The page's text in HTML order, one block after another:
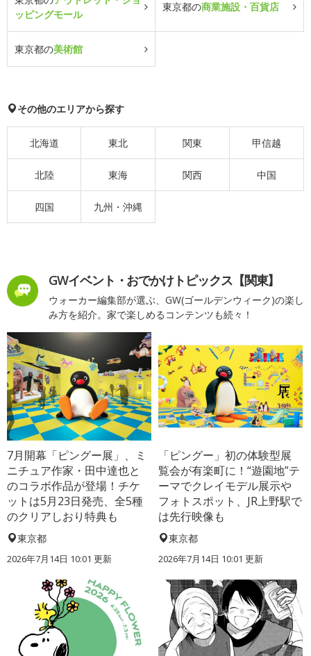
ッピングモール
東京都の商業施設・百貨店
東京都の美術館
その他のエリアから探す
北海道 東北 関東 甲信越
北陸 東海 関西 中国
四国 九州・沖縄
GWイベント・おでかけトピックス【関東】
ウォーカー編集部が選ぶ、GW(ゴールデンウィーク)の楽し
み方を紹介。家で楽しめるコンテンツも続々！
7月開幕「ピングー展」、ミ
ニチュア作家・田中達也と
のコラボ作品が登場！チケ
ットは5月23日発売、全5種
のクリアしおり特典も
東京都
2026年7月14日 10:01 更新
「ピングー」初の体験型展
覧会が有楽町に！“遊園地”テ
ーマでクレイモデル展示や
フォトスポット、JR上野駅で
は先行映像も
東京都
2026年7月14日 10:01 更新